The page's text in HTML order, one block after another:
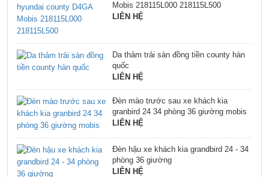
Mobis 218115L000 218115L500
LIÊN HỆ
Da thảm trải sàn đồng tiền county hàn
quốc
LIÊN HỆ
Đèn mào trước sau xe khách kia
granbird 24 34 phòng 36 giường mobis
LIÊN HỆ
Đèn hậu xe khách kia grandbird 24 - 34
phòng 36 giường
LIÊN HỆ